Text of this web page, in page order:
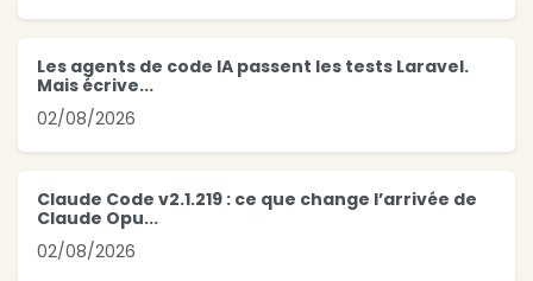
Les agents de code IA passent les tests Laravel.
Mais écrive...
02/08/2026
Claude Code v2.1.219 : ce que change l’arrivée de
Claude Opu...
02/08/2026